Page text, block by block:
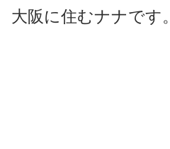
大阪に住むナナです。